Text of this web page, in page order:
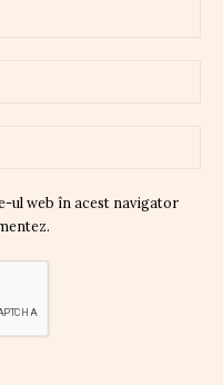
ul web în acest navigator